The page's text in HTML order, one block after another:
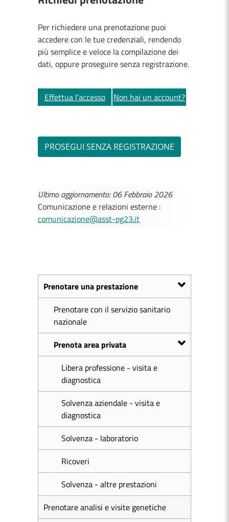
Per richiedere una prenotazione puoi
accedere con le tue credenziali, rendendo
più semplice e veloce la compilazione dei
dati, oppure proseguire senza registrazione.
Effettua l'accesso
Non hai un account?
Registrati
Ultimo aggiornamento: 06 Febbraio 2026
Comunicazione e relazioni esterne :
comunicazione@asst-pg23.it
Prenotare una prestazione
Prenotare con il servizio sanitario
nazionale
Prenota area privata
Libera professione - visita e
diagnostica
Solvenza aziendale - visita e
diagnostica
Solvenza - laboratorio
Ricoveri
Solvenza - altre prestazioni
Prenotare analisi e visite genetiche